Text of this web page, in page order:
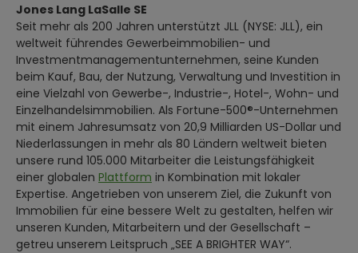
Jones Lang LaSalle SE
Seit mehr als 200 Jahren unterstützt JLL (NYSE: JLL), ein
weltweit führendes Gewerbeimmobilien- und
Investmentmanagementunternehmen, seine Kunden
beim Kauf, Bau, der Nutzung, Verwaltung und Investition in
eine Vielzahl von Gewerbe-, Industrie-, Hotel-, Wohn- und
Einzelhandelsimmobilien. Als Fortune-500®-Unternehmen
mit einem Jahresumsatz von 20,9 Milliarden US-Dollar und
Niederlassungen in mehr als 80 Ländern weltweit bieten
unsere rund 105.000 Mitarbeiter die Leistungsfähigkeit
einer globalen Plattform in Kombination mit lokaler
Expertise. Angetrieben von unserem Ziel, die Zukunft von
Immobilien für eine bessere Welt zu gestalten, helfen wir
unseren Kunden, Mitarbeitern und der Gesellschaft –
getreu unserem Leitspruch „SEE A BRIGHTER WAY“.